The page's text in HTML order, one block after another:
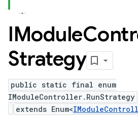
IModule
Strategy
public static final enum
IModuleController.RunStrategy
extends Enum<